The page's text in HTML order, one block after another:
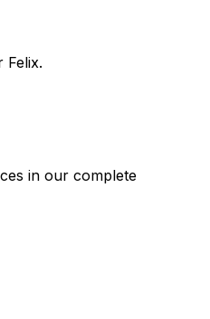
Felix.
in our complete